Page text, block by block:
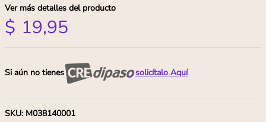
Ver más detalles del producto
$ 19,95
Si aún no tienes solicítalo Aquí
SKU: M038140001